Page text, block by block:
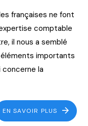
françaises ne font
comptable
il nous a semblé
importants
la
EN SAVOIR PLUS